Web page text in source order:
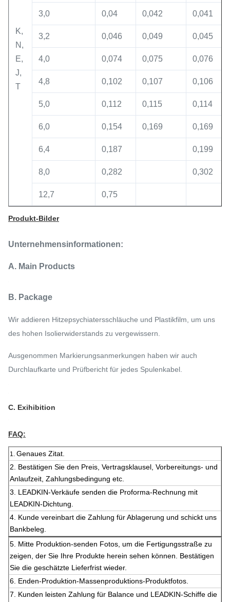
K,
N,
E,
J,
T
3,0 0,04 0,042 0,041
3,2 0,046 0,049 0,045
4,0 0,074 0,075 0,076
4,8 0,102 0,107 0,106
5,0 0,112 0,115 0,114
6,0 0,154 0,169 0,169
6,4 0,187 0,199
8,0 0,282 0,302
12,7 0,75
Produkt-Bilder
Unternehmensinformationen:
A. Main Products
B. Package